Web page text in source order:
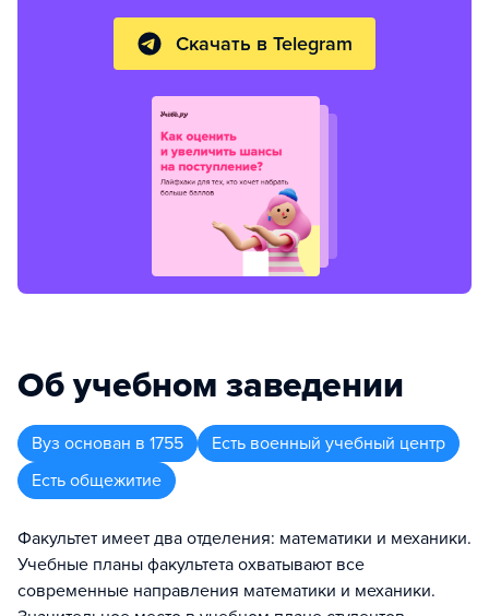
Скачать в Telegram
Об учебном заведении
Вуз основан в 1755
Есть военный учебный центр
Есть общежитие
Факультет имеет два отделения: математики и механики.
Учебные планы факультета охватывают все
современные направления математики и механики.